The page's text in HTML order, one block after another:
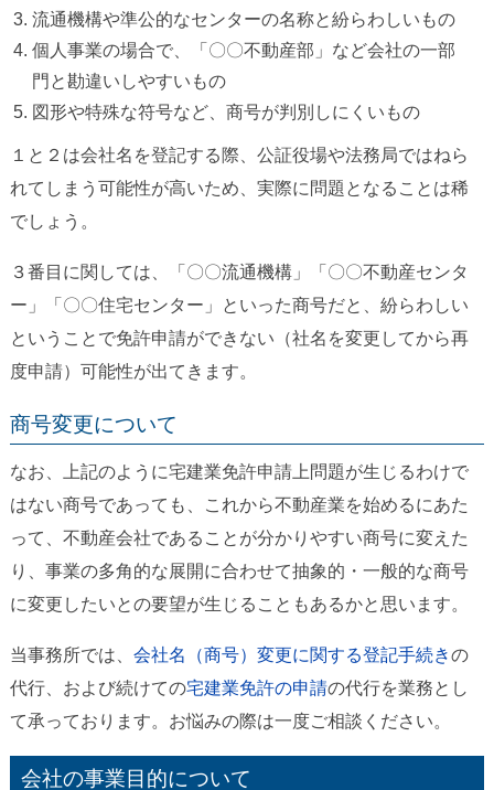
流通機構や準公的なセンターの名称と紛らわしいもの
個人事業の場合で、「〇〇不動産部」など会社の一部
門と勘違いしやすいもの
図形や特殊な符号など、商号が判別しにくいもの
１と２は会社名を登記する際、公証役場や法務局ではねら
れてしまう可能性が高いため、実際に問題となることは稀
でしょう。
３番目に関しては、「〇〇流通機構」「〇〇不動産センタ
ー」「〇〇住宅センター」といった商号だと、紛らわしい
ということで免許申請ができない（社名を変更してから再
度申請）可能性が出てきます。
商号変更について
なお、上記のように宅建業免許申請上問題が生じるわけで
はない商号であっても、これから不動産業を始めるにあた
って、不動産会社であることが分かりやすい商号に変えた
り、事業の多角的な展開に合わせて抽象的・一般的な商号
に変更したいとの要望が生じることもあるかと思います。
当事務所では、 会社名（商号）変更に関する登記手続きの
代行、および続けての宅建業免許の申請の代行を業務とし
て承っております。お悩みの際は一度ご相談ください。
会社の事業目的について